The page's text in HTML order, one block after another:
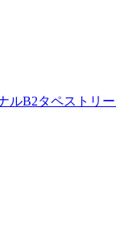
ルB2タペストリ